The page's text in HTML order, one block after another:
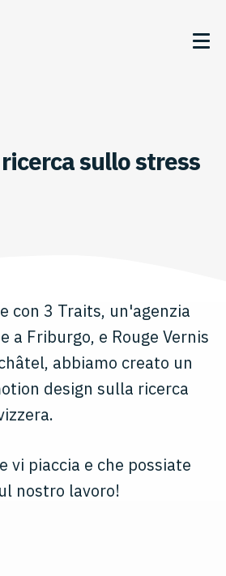
sullo stress
con 3 Traits, un'agenzia
a Friburgo, e Rouge Vernis
abbiamo creato un
design sulla ricerca
vi piaccia e che possiate
nostro lavoro!